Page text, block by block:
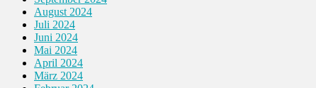
August 2024
Juli 2024
Juni 2024
Mai 2024
April 2024
März 2024